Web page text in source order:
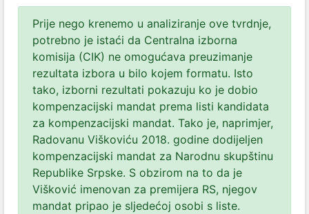
Prije nego krenemo u analiziranje ove tvrdnje,
potrebno je istaći da Centralna izborna
komisija (CIK) ne omogućava preuzimanje
rezultata izbora u bilo kojem formatu. Isto
tako, izborni rezultati pokazuju ko je dobio
kompenzacijski mandat prema listi kandidata
za kompenzacijski mandat. Tako je, naprimjer,
Radovanu Viškoviću 2018. godine dodijeljen
kompenzacijski mandat za Narodnu skupštinu
Republike Srpske. S obzirom na to da je
Višković imenovan za premijera RS, njegov
mandat pripao je sljedećoj osobi s liste.